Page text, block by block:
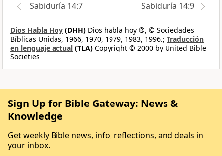
Sabiduría 14:7
Sabiduría 14:9
Dios Habla Hoy (DHH) Dios habla hoy ®, © Sociedades
Bíblicas Unidas, 1966, 1970, 1979, 1983, 1996.; Traducción
en lenguaje actual (TLA) Copyright © 2000 by United Bible
Societies
Sign Up for Bible Gateway: News &
Knowledge
Get weekly Bible news, info, reflections, and deals in
your inbox.